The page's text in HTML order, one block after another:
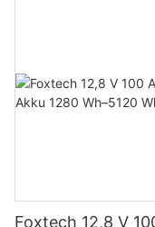
Foxtech 12,8 V